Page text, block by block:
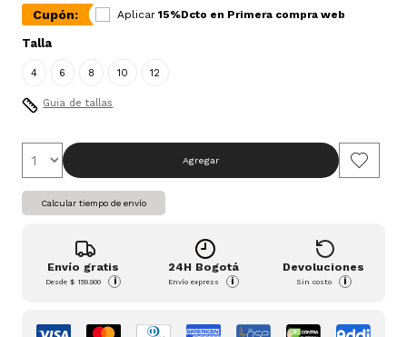
Cupón: Aplicar 15%Dcto en Primera compra web
Talla
4 6 8 10 12
Guia de tallas
Agregar
Calcular tiempo de envío
Envío gratis
Desde$ 159.900 i
24H Bogotá
Envío express i
Devoluciones
Sin costo i